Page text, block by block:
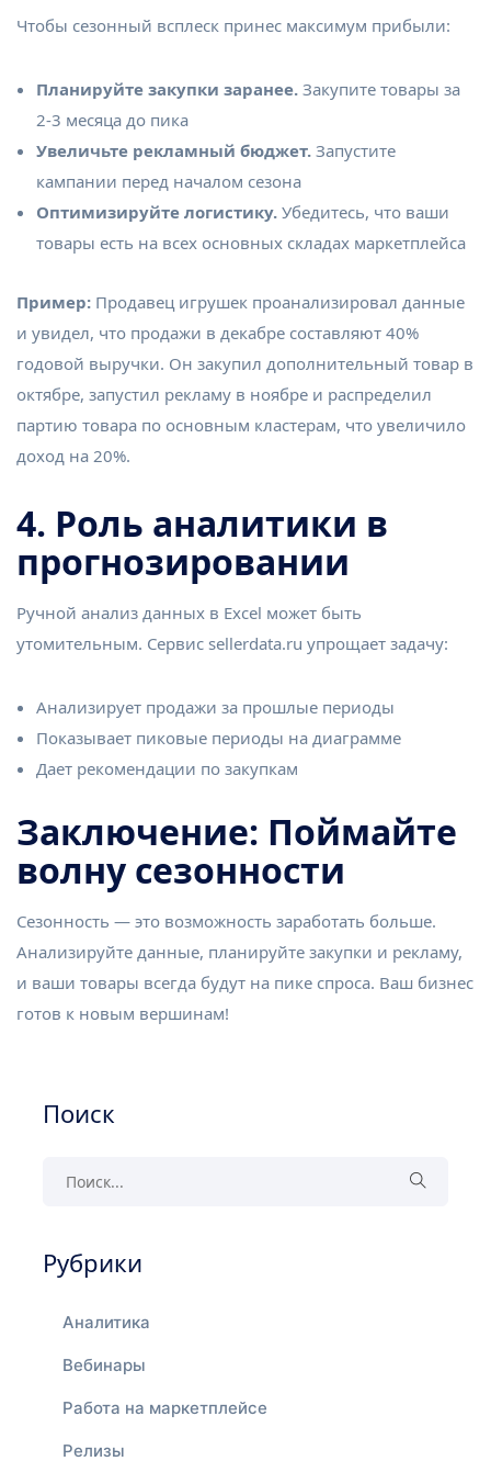
Чтобы сезонный всплеск принес максимум прибыли:
Планируйте закупки заранее. Закупите товары за
2-3 месяца до пика
Увеличьте рекламный бюджет. Запустите
кампании перед началом сезона
Оптимизируйте логистику. Убедитесь, что ваши
товары есть на всех основных складах маркетплейса
Пример: Продавец игрушек проанализировал данные
и увидел, что продажи в декабре составляют 40%
годовой выручки. Он закупил дополнительный товар в
октябре, запустил рекламу в ноябре и распределил
партию товара по основным кластерам, что увеличило
доход на 20%.
4. Роль аналитики в
прогнозировании
Ручной анализ данных в Excel может быть
утомительным. Сервис sellerdata.ru упрощает задачу:
Анализирует продажи за прошлые периоды
Показывает пиковые периоды на диаграмме
Дает рекомендации по закупкам
Заключение: Поймайте
волну сезонности
Сезонность — это возможность заработать больше.
Анализируйте данные, планируйте закупки и рекламу,
и ваши товары всегда будут на пике спроса. Ваш бизнес
готов к новым вершинам!
Поиск
Рубрики
Аналитика
Вебинары
Работа на маркетплейсе
Релизы